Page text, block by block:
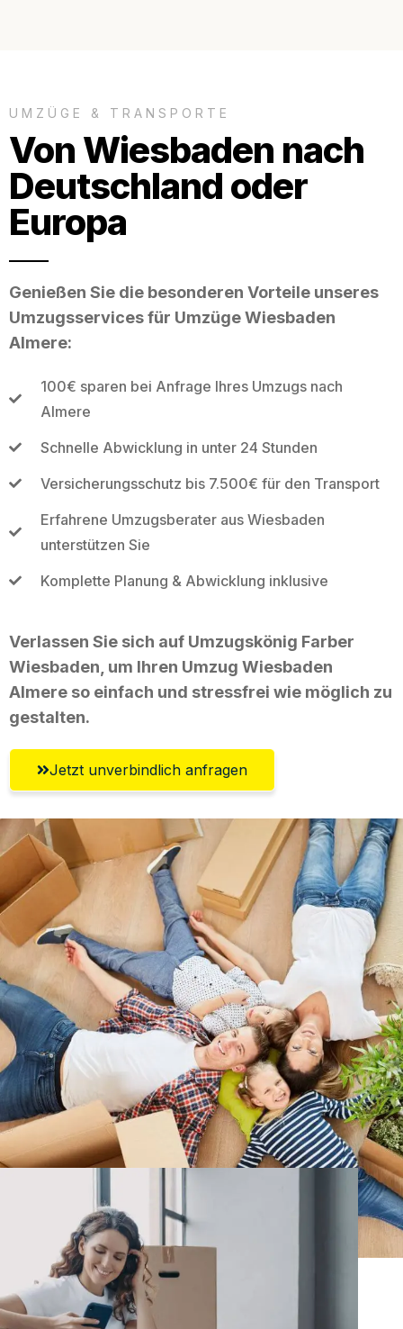
UMZÜGE & TRANSPORTE
Von Wiesbaden nach
Deutschland oder
Europa
Genießen Sie die besonderen Vorteile unseres
Umzugsservices für Umzüge Wiesbaden
Almere:
100€ sparen bei Anfrage Ihres Umzugs nach
Almere
Schnelle Abwicklung in unter 24 Stunden
Versicherungsschutz bis 7.500€ für den Transport
Erfahrene Umzugsberater aus Wiesbaden
unterstützen Sie
Komplette Planung & Abwicklung inklusive
Verlassen Sie sich auf Umzugskönig Farber
Wiesbaden, um Ihren Umzug Wiesbaden
Almere so einfach und stressfrei wie möglich zu
gestalten.
Jetzt unverbindlich anfragen